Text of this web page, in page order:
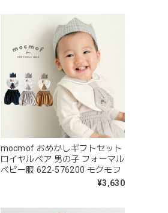
mocmof おめかしギフトセット
ロイヤルベア 男の子 フォーマル
ベビー服 622-576200 モクモフ
¥3,630